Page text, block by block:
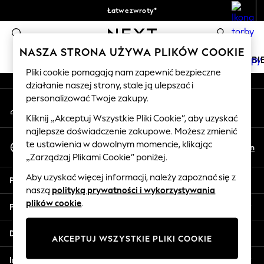
Łatwe zwroty*
0
HOLIDAY SHOP
Women's Holiday Shop
All Swimwear
All Beachwear
Bags & Accessories
Beach Dresses & Kaftans
Dresses
Flip Flops
Sliders
Jumpsuits & Playsuits
Sandals
Shorts
An error occurred on client
Nasze media społecznościowe
Moje konto
Zaloguj się na swoje konto
Wybierz Język
Polski
En
Pomoc
Prywatność i zasady prawne
Działy
Inne usługi
NASZA STRONA UŻYWA PLIKÓW COOKIE
Pliki cookie pomagają nam zapewnić bezpieczne
działanie naszej strony, stale ją ulepszać i
personalizować Twoje zakupy.
Kliknij „Akceptuj Wszystkie Pliki Cookie”, aby uzyskać
najlepsze doświadczenie zakupowe. Możesz zmienić
te ustawienia w dowolnym momencie, klikając
„Zarządzaj Plikami Cookie” poniżej.
Aby uzyskać więcej informacji, należy zapoznać się z
naszą polityką prywatności i wykorzystywania
plików cookie.
AKCEPTUJ WSZYSTKIE PLIKI COOKIE